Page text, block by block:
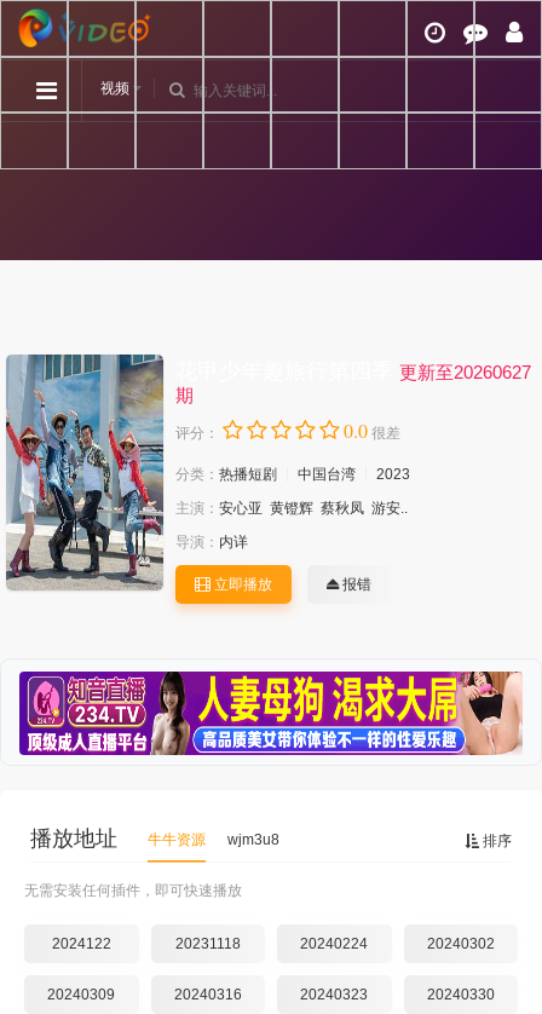
视频
更新至20260627
期
评分： 0.0 很差
分类： 热播短剧 中国台湾
2023
主演： 安心亚 黄镫辉 蔡秋凤 游安..
导演： 内详
立即播放 报错
排序
播放地址 牛牛资源 wjm3u8
无需安装任何插件，即可快速播放
2024122 20231118 20240224 20240302
20240309 20240316 20240323 20240330